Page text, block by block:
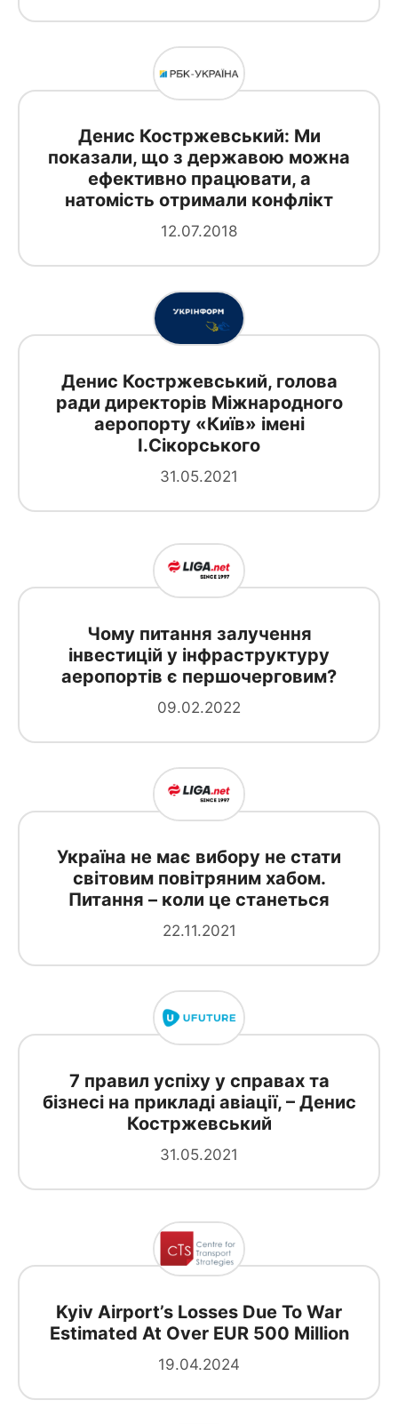
Денис Костржевський: Ми
показали, що з державою можна
ефективно працювати, а
натомість отримали конфлікт
12.07.2018
Денис Костржевський, голова
ради директорів Міжнародного
аеропорту «Київ» імені
І.Сікорського
31.05.2021
Чому питання залучення
інвестицій у інфраструктуру
аеропортів є першочерговим?
09.02.2022
Україна не має вибору не стати
світовим повітряним хабом.
Питання – коли це станеться
22.11.2021
7 правил успіху у справах та
бізнесі на прикладі авіації, – Денис
Костржевський
31.05.2021
Kyiv Airport’s Losses Due To War
Estimated At Over EUR 500 Million
19.04.2024